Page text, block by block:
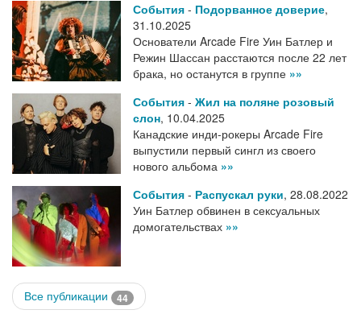
События - Подорванное доверие,
31.10.2025
Основатели Arcade Fire Уин Батлер и
Режин Шассан расстаются после 22 лет
брака, но останутся в группе »»
События - Жил на поляне розовый
слон, 10.04.2025
Канадские инди-рокеры Arcade Fire
выпустили первый сингл из своего
нового альбома »»
События - Распускал руки, 28.08.2022
Уин Батлер обвинен в сексуальных
домогательствах »»
Все публикации 44